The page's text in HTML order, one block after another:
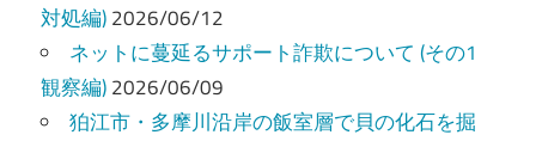
対処編)2026/06/12
ネットに蔓延るサポート詐欺について (その1
観察編)2026/06/09
狛江市・多摩川沿岸の飯室層で貝の化石を掘